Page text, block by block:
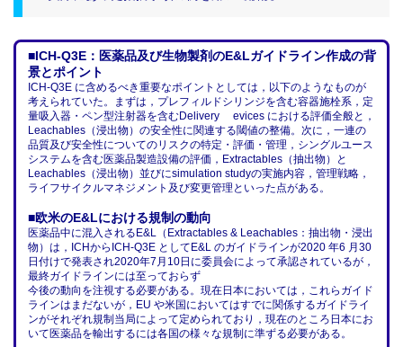
■ICH-Q3E：医薬品及び生物製剤のE&Lガイドライン作成の背
景とポイント
ICH-Q3E に含めるべき重要なポイントとしては，以下のようなものが
考えられていた。まずは，プレフィルドシリンジを含む容器施栓系，定
量吸入器・ペン型注射器を含むDelivery evices における評価全般と，
Leachables（浸出物）の安全性に関連する閾値の整備。次に，一連の
品質及び安全性についてのリスクの特定・評価・管理，シングルユース
システムを含む医薬品製造設備の評価，Extractables（抽出物）と
Leachables（浸出物）並びにsimulation studyの実施内容，管理戦略，
ライフサイクルマネジメント及び変更管理といった点がある。
■欧米のE&Lにおける規制の動向
医薬品中に混入されるE&L（Extractables & Leachables：抽出物・浸出
物）は，ICHからICH-Q3E としてE&L のガイドラインが2020 年6 月30
日付けで発表され2020年7月10日に委員会によって承認されているが，
最終ガイドラインには至っておらず
今後の動向を注視する必要がある。現在日本においては，これらガイド
ラインはまだないが，EU や米国においてはすでに関係するガイドライ
ンがそれぞれ規制当局によって定められており，現在のところ日本にお
いて医薬品を輸出するには各国の様々な規制に準ずる必要がある。